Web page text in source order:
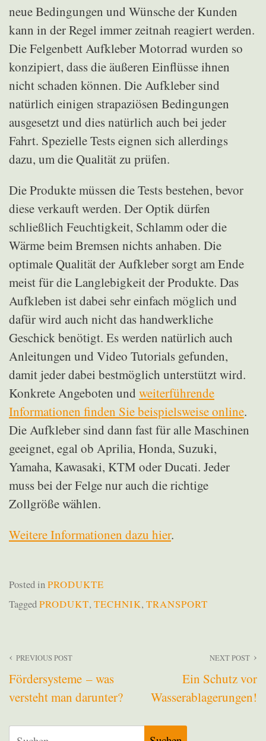
neue Bedingungen und Wünsche der Kunden
kann in der Regel immer zeitnah reagiert werden.
Die Felgenbett Aufkleber Motorrad wurden so
konzipiert, dass die äußeren Einflüsse ihnen
nicht schaden können. Die Aufkleber sind
natürlich einigen strapaziösen Bedingungen
ausgesetzt und dies natürlich auch bei jeder
Fahrt. Spezielle Tests eignen sich allerdings
dazu, um die Qualität zu prüfen.
Die Produkte müssen die Tests bestehen, bevor
diese verkauft werden. Der Optik dürfen
schließlich Feuchtigkeit, Schlamm oder die
Wärme beim Bremsen nichts anhaben. Die
optimale Qualität der Aufkleber sorgt am Ende
meist für die Langlebigkeit der Produkte. Das
Aufkleben ist dabei sehr einfach möglich und
dafür wird auch nicht das handwerkliche
Geschick benötigt. Es werden natürlich auch
Anleitungen und Video Tutorials gefunden,
damit jeder dabei bestmöglich unterstützt wird.
Konkrete Angeboten und weiterführende
Informationen finden Sie beispielsweise online.
Die Aufkleber sind dann fast für alle Maschinen
geeignet, egal ob Aprilia, Honda, Suzuki,
Yamaha, Kawasaki, KTM oder Ducati. Jeder
muss bei der Felge nur auch die richtige
Zollgröße wählen.
Weitere Informationen dazu hier.
Posted inPRODUKTE
TaggedPRODUKT, TECHNIK, TRANSPORT
Beitragsnavigation
PREVIOUS POST
Fördersysteme – was
versteht man darunter?
NEXT POST
Ein Schutz vor
Wasserablagerungen!